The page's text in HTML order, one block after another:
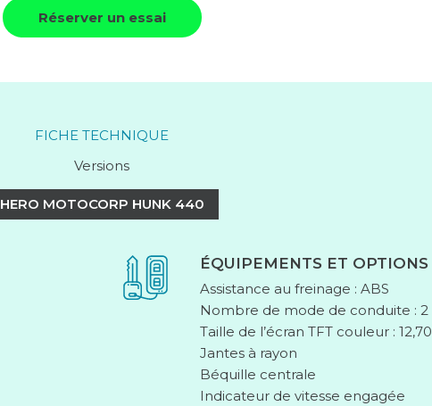
Réserver un essai
FICHE TECHNIQUE
Versions
HERO MOTOCORP HUNK 440
ÉQUIPEMENTS ET OPTIONS
Assistance au freinage : ABS
Nombre de mode de conduite : 2
Taille de l’écran TFT couleur :
Jantes à rayon
Béquille centrale
Indicateur de vitesse engagée